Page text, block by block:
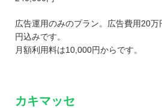
広告運用のみのプラン。広告費用20
円込みです。
月額利用料は10,000円からです。
カキマッセ